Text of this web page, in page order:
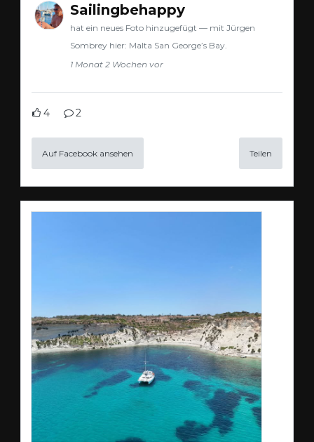
Sailingbehappy
hat ein neues Foto hinzugefügt — mit Jürgen
Sombrey hier: Malta San George’s Bay.
1 Monat 2 Wochen vor
4 2
Auf Facebook ansehen Teilen